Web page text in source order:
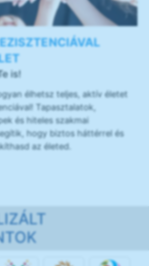
is!
élhetsz teljes, aktív életet
Tapasztalatok,
és hiteles szakmai
hogy biztos háttérrel és
az életed.